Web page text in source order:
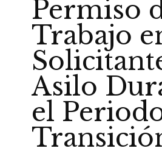
Permiso
Trabajo
Asilo
el